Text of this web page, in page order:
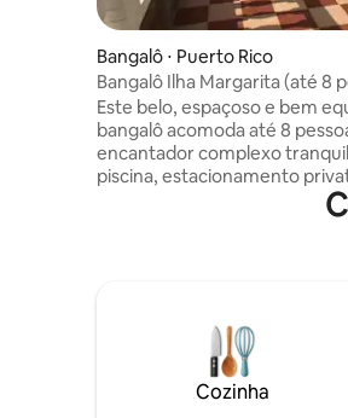
Bangalô ⋅ Puerto Rico
Bangalô Ilha Margarita (até 8
Porto Rico
Este belo, espaçoso e bem
bangalô acomoda até 8
encantador complexo
piscina, estacionamento
perto de todas as
Rico e praias. Desfrute de
com máquina de lavar roupa e
de lavar louça, Wi-Fi gratuito e
inteligente. Casa longe de
belo cenário para uma
Cozinha